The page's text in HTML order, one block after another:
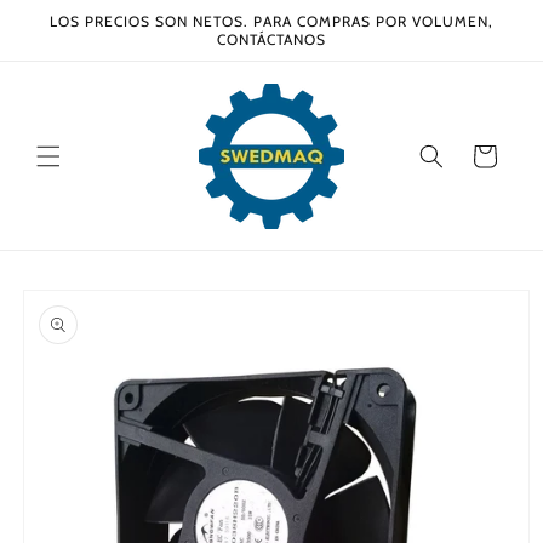
directamente
LOS PRECIOS SON NETOS. PARA COMPRAS POR VOLUMEN,
CONTÁCTANOS
Carrito
a la
información